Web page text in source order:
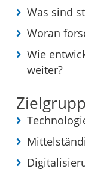
Was sind
Woran
Wie
weiter?